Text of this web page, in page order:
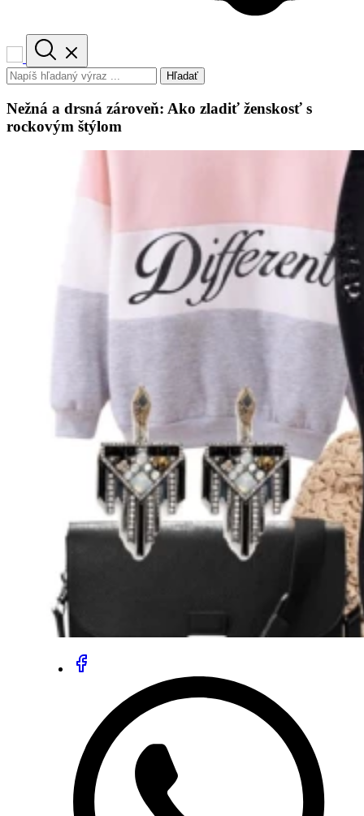
Hľadať
Nežná a drsná zároveň: Ako zladiť ženskosť s
rockovým štýlom